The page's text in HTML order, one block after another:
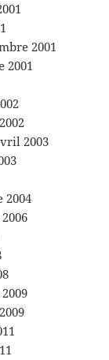
2001
2001
2003
2004